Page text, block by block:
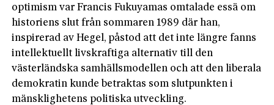
optimism var Francis Fukuyamas omtalade essä om
historiens slut från sommaren 1989 där han,
inspirerad av Hegel, påstod att det inte längre fanns
intellektuellt livskraftiga alternativ till den
västerländska samhällsmodellen och att den liberala
demokratin kunde betraktas som slutpunkten i
mänsklighetens politiska utveckling.